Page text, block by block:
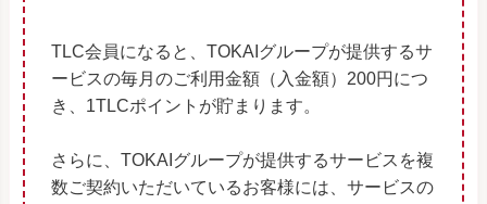
TLC会員になると、TOKAIグループが提供するサ
ービスの毎月のご利用金額（入金額）200円につ
き、1TLCポイントが貯まります。
さらに、TOKAIグループが提供するサービスを複
数ご契約いただいているお客様には、サービスの